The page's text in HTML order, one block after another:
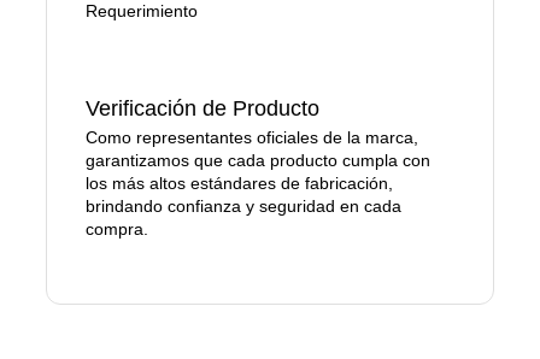
Requerimiento
Verificación de Producto
Como representantes oficiales de la marca,
garantizamos que cada producto cumpla con
los más altos estándares de fabricación,
brindando confianza y seguridad en cada
compra.